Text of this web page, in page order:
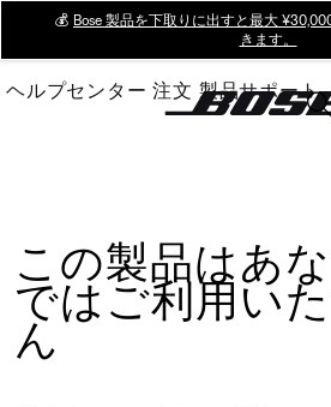
Main
💰 Bose 製品を下取りに出すと最大
きます。
ヘルプセンター 注文 製品サポート
この製品はあ
ではご利用い
ん